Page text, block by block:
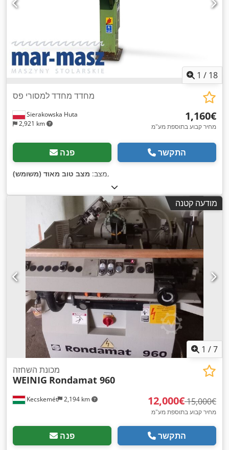
1 / 18
Sierakowska Huta
2,921 km
מחדד מחדד למסורי פס
‏1,160 ‏€
מחיר קבוע בתוספת מע"מ
פנה התקשר
מצב: מצב טוב מאוד (משומש) ,
מודעה קטנה
1 /7
Kecskemét 2,194 km
מכונת השחזה
WEINIG Rondamat 960
‏12,000 ‏€ ‏15,000 ‏€
מחיר קבוע בתוספת מע"מ
פנה התקשר